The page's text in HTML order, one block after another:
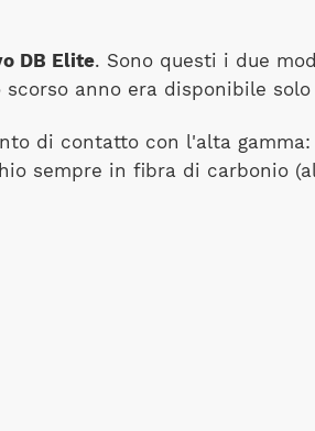
DB Elite. Sono questi i due
anno era disponibile
di contatto con l'alta gamma:
sempre in fibra di carbonio